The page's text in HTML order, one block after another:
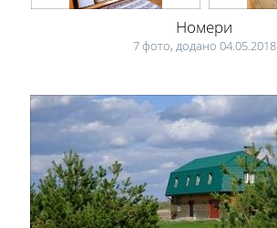
Номери
7 фото, додано 04.05.2018